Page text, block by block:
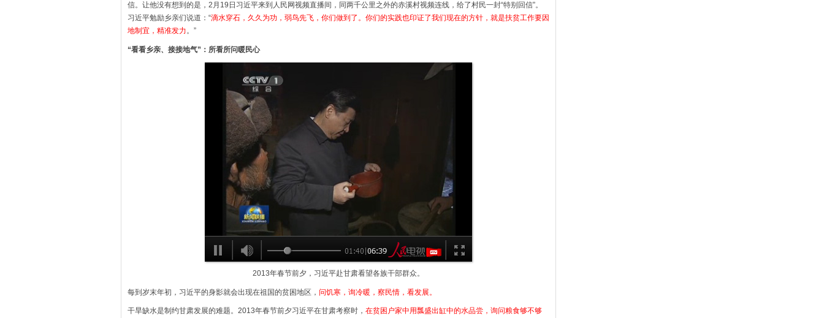
信。让他没有想到的是，2月19日习近平来到人民网视频直播间，同两千公里之外的赤溪村视频连线，给了村民一封“特别回信”。
习近平勉励乡亲们说道：“滴水穿石，久久为功，弱鸟先飞，你们做到了。你们的实践也印证了我们现在的方针，就是扶贫工作要因
地制宜，精准发力。”
“看看乡亲、接接地气”：所看所问暖民心
2013年春节前夕，习近平赴甘肃看望各族干部群众。
每到岁末年初，习近平的身影就会出现在祖国的贫困地区， 问饥寒，询冷暖，察民情，看发展。
干旱缺水是制约甘肃发展的难题。2013年春节前夕习近平在甘肃考察时， 在贫困户家中用瓢盛出缸中的水品尝，询问粮食够不够